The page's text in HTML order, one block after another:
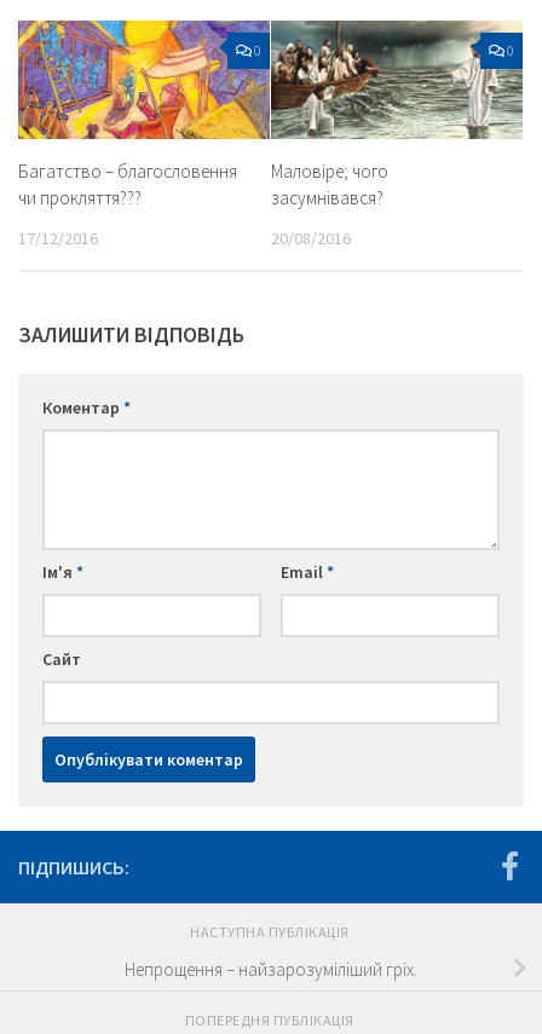
0
Багатство – благословення
чи прокляття???
17/12/2016
0
Маловіре; чого
засумнівався?
20/08/2016
ЗАЛИШИТИ ВІДПОВІДЬ
Коментар *
Ім'я * Email*
Сайт
ПІДПИШИСЬ:
НАСТУПНА ПУБЛІКАЦІЯ
Непрощення – найзарозуміліший гріх.
ПОПЕРЕДНЯ ПУБЛІКАЦІЯ